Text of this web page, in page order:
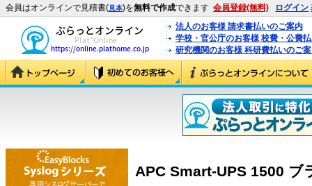
会員はオンラインで見積書(見本)を無料で作成できます 会員登録(無料) ログイン
法人のお客様 請求書払いのご案内
学校・官公庁のお客様 校費・公費
研究機関のお客様 科研費払いのご
APC Smart-UPS 1500 ブ